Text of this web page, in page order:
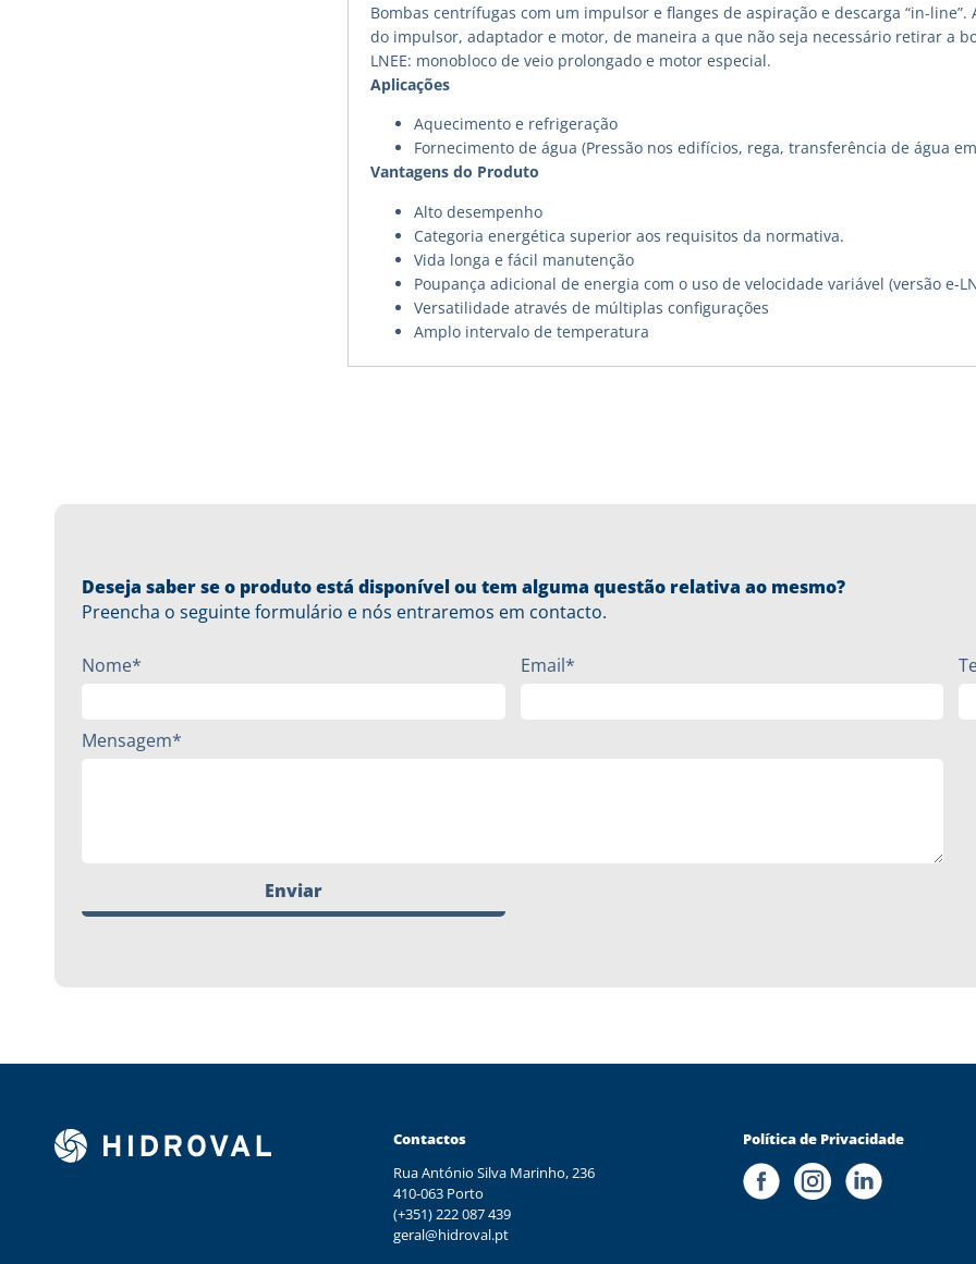
Bombas centrífugas com um impulsor e flanges de aspiração e descarga “in-
do impulsor, adaptador e motor, de maneira a que não seja necessário retirar a
LNEE: monobloco de veio prolongado e motor especial.
Aplicações
Aquecimento e refrigeração
Fornecimento de água (Pressão nos edifícios, rega, transferência de água
Vantagens do Produto
Alto desempenho
Categoria energética superior aos requisitos da normativa.
Vida longa e fácil manutenção
Poupança adicional de energia com o uso de velocidade variável (versão e-
Versatilidade através de múltiplas configurações
Amplo intervalo de temperatura
Deseja saber se o produto está disponível ou tem alguma questão relativa ao mesmo?
Preencha o seguinte formulário e nós entraremos em contacto.
Nome* Email*
Mensagem*
Enviar
Contactos
Rua António Silva Marinho, 236
410-063 Porto
(+351) 222 087 439
geral@hidroval.pt
Política de Privacidade